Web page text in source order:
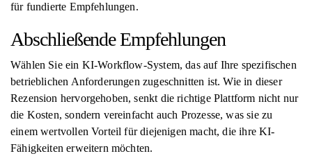
für fundierte Empfehlungen.
Abschließende Empfehlungen
Wählen Sie ein KI-Workflow-System, das auf Ihre spezifischen
betrieblichen Anforderungen zugeschnitten ist. Wie in dieser
Rezension hervorgehoben, senkt die richtige Plattform nicht nur
die Kosten, sondern vereinfacht auch Prozesse, was sie zu
einem wertvollen Vorteil für diejenigen macht, die ihre KI-
Fähigkeiten erweitern möchten.